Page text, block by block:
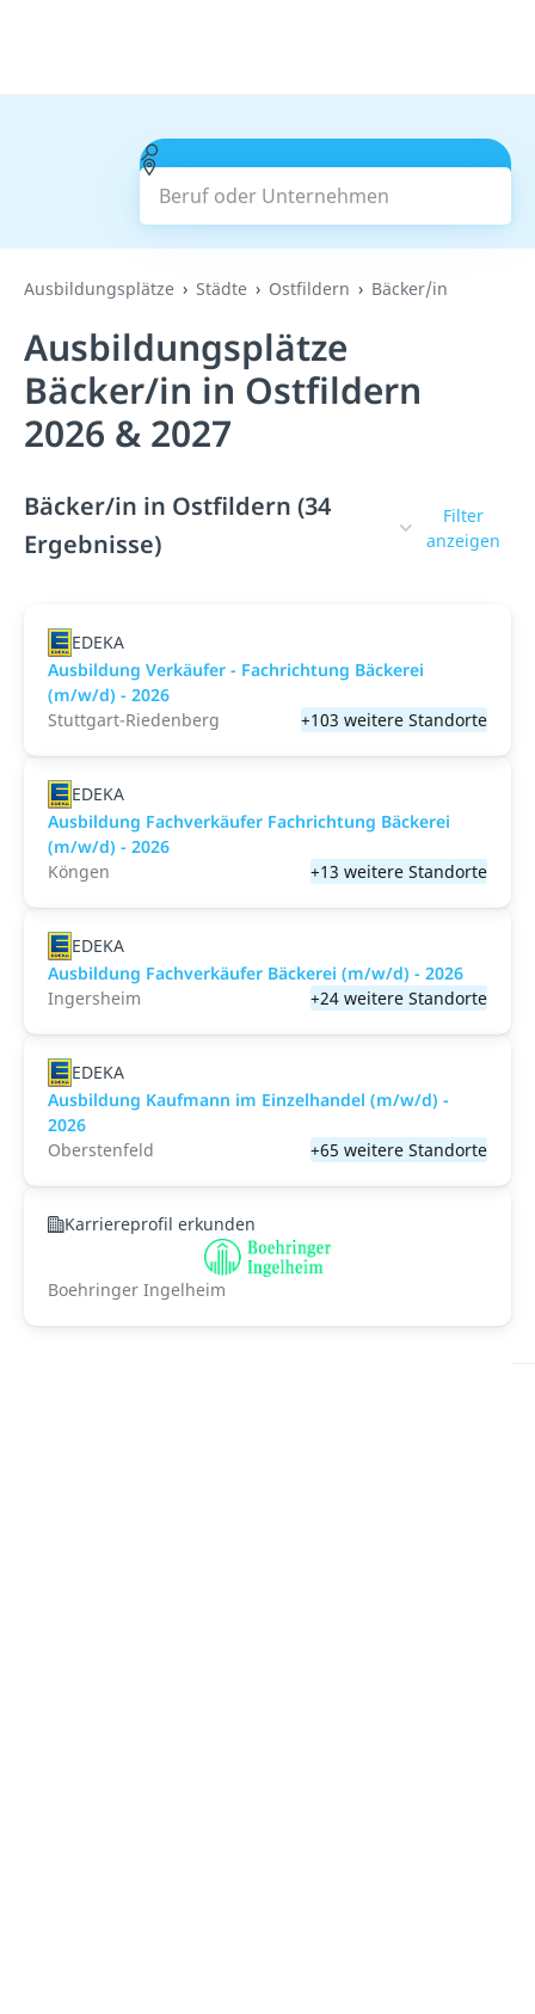
Beruf oder Unternehmen
Suchen
Ausbildungsplätze Städte Ostfildern Bäcker/in
Ausbildungsplätze
Bäcker/in in Ostfildern
2026 & 2027
Bäcker/in in Ostfildern (34
Ergebnisse)
Filter
anzeigen
EDEKA
Ausbildung Verkäufer - Fachrichtung Bäckerei
(m/w/d) - 2026
Stuttgart-Riedenberg
+103 weitere Standorte
EDEKA
Ausbildung Fachverkäufer Fachrichtung Bäckerei
(m/w/d) - 2026
Köngen
+13 weitere Standorte
EDEKA
Ausbildung Fachverkäufer Bäckerei (m/w/d) - 2026
Ingersheim
+24 weitere Standorte
EDEKA
Ausbildung Kaufmann im Einzelhandel (m/w/d) -
2026
Oberstenfeld
+65 weitere Standorte
Karriereprofil erkunden
Boehringer Ingelheim